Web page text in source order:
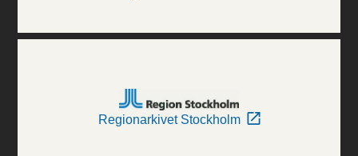
Regionarkivet Stockholm